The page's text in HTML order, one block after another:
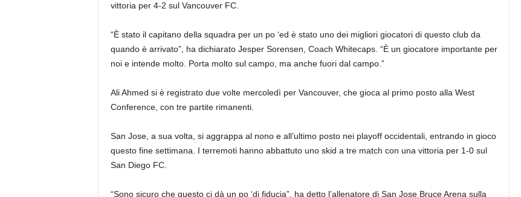
vittoria per 4-2 sul Vancouver FC.
“È stato il capitano della squadra per un po ‘ed è stato uno dei migliori giocatori di questo club da
quando è arrivato”, ha dichiarato Jesper Sorensen, Coach Whitecaps. “È un giocatore importante per
noi e intende molto. Porta molto sul campo, ma anche fuori dal campo.”
Ali Ahmed si è registrato due volte mercoledì per Vancouver, che gioca al primo posto alla West
Conference, con tre partite rimanenti.
San Jose, a sua volta, si aggrappa al nono e all’ultimo posto nei playoff occidentali, entrando in gioco
questo fine settimana. I terremoti hanno abbattuto uno skid a tre match con una vittoria per 1-0 sul
San Diego FC.
“Sono sicuro che questo ci dà un po ‘di fiducia”, ha detto l’allenatore di San Jose Bruce Arena sulla